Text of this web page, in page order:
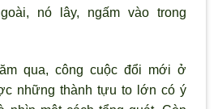
nó lây, ngấm vào trong
qua, công cuộc đổi mới ở
những thành tựu to lớn có ý